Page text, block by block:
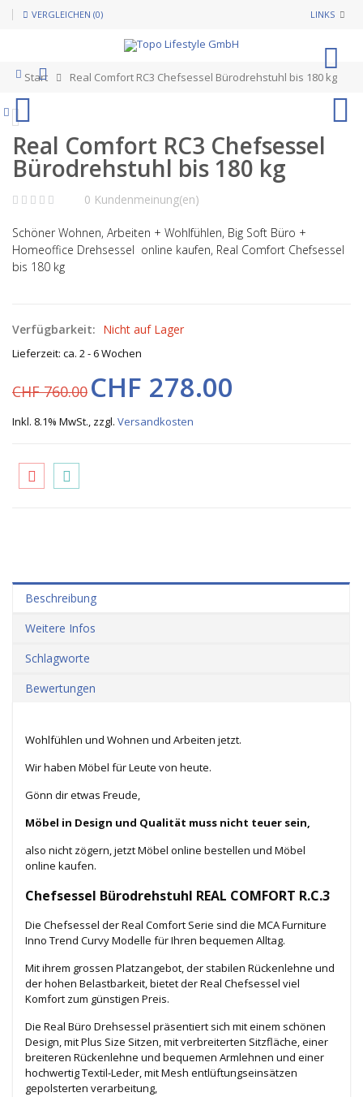
VERGLEICHEN (0) LINKS
Start Real Comfort RC3 Chefsessel Bürodrehstuhl bis 180 kg
Real Comfort RC3 Chefsessel
Bürodrehstuhl bis 180 kg
0 Kundenmeinung(en)
Schöner Wohnen, Arbeiten + Wohlfühlen, Big Soft Büro +
Homeoffice Drehsessel online kaufen, Real Comfort Chefsessel
bis 180 kg
Verfügbarkeit: Nicht auf Lager
Lieferzeit: ca. 2 - 6 Wochen
CHF 760.00 CHF 278.00
Inkl. 8.1% MwSt., zzgl. Versandkosten
Beschreibung
Weitere Infos
Schlagworte
Bewertungen
Wohlfühlen und Wohnen und Arbeiten jetzt.
Wir haben Möbel für Leute von heute.
Gönn dir etwas Freude,
Möbel in Design und Qualität muss nicht teuer sein,
also nicht zögern, jetzt Möbel online bestellen und Möbel
online kaufen.
Chefsessel Bürodrehstuhl REAL COMFORT R.C.3
Die Chefsessel der Real Comfort Serie sind die MCA Furniture
Inno Trend Curvy Modelle für Ihren bequemen Alltag.
Mit ihrem grossen Platzangebot, der stabilen Rückenlehne und
der hohen Belastbarkeit, bietet der Real Chefsessel viel
Komfort zum günstigen Preis.
Die Real Büro Drehsessel präsentiert sich mit einem schönen
Design, mit Plus Size Sitzen, mitverbreiterten Sitzfläche, einer
breiteren Rückenlehne und bequemen Armlehnen und einer
hochwertig Textil-Leder, mit Mesh entlüftungseinsätzen
gepolsterten verarbeitung,